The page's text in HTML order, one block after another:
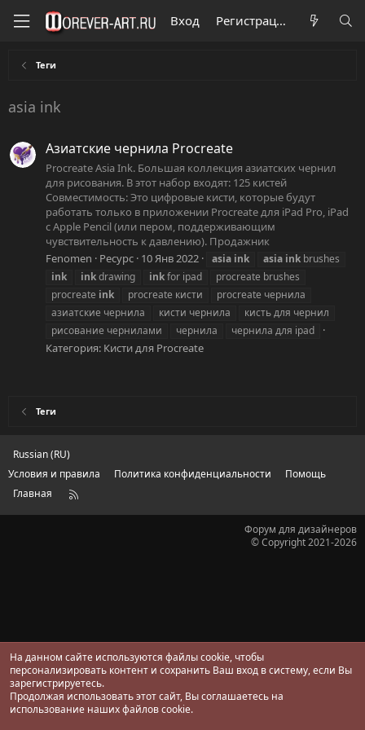
Вход Регистрация
Теги
asia ink
Азиатские чернила Procreate
Procreate Asia Ink. Большая коллекция азиатских чернил
для рисования. В этот набор входят: 125 кистей
Совместимость: Это цифровые кисти, которые будут
работать только в приложении Procreate для iPad Pro, iPad
с Apple Pencil (или пером, поддерживающим
чувствительность к давлению). Продажник
Fenomen
Ресурс 10 Янв 2022 asia ink asia ink brushes
ink
inkdrawing inkfor ipad
procreate brushes
procreate ink procreate кисти
procreate чернила
азиатские чернила
кисти чернила
кисть для чернил
рисование чернилами
чернила чернила для ipad
Категория: Кисти для Procreate
Теги
Russian (RU)
Условия и правила
Политика конфиденциальности
Помощь
Главная
R
Форум для дизайнеров
© Copyright 2021-2026
На данном сайте используются файлы cookie, чтобы
персонализировать контент и сохранить Ваш вход в систему, если Вы
зарегистрируетесь.
Продолжая использовать этот сайт, Вы соглашаетесь на
использование наших файлов cookie.